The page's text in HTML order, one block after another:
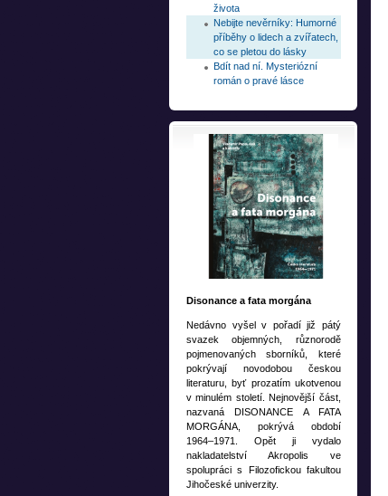
života
Nebijte nevěrníky: Humorné
příběhy o lidech a zvířatech,
co se pletou do lásky
Bdít nad ní. Mysteriózní
román o pravé lásce
Disonance a fata morgána
Nedávno vyšel v pořadí již pátý
svazek objemných, různorodě
pojmenovaných sborníků, které
pokrývají novodobou českou
literaturu, byť prozatím ukotvenou
v minulém století. Nejnovější část,
nazvaná DISONANCE A FATA
MORGÁNA, pokrývá období
1964–1971. Opět ji vydalo
nakladatelství Akropolis ve
spolupráci s Filozofickou fakultou
Jihočeské univerzity.